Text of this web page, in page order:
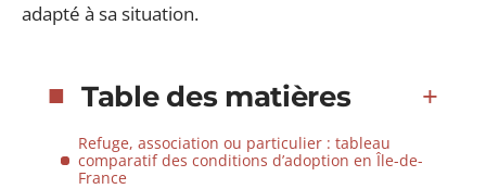
adapté à sa situation.
Table des matières
Refuge, association ou particulier : tableau
comparatif des conditions d’adoption en Île-de-
France